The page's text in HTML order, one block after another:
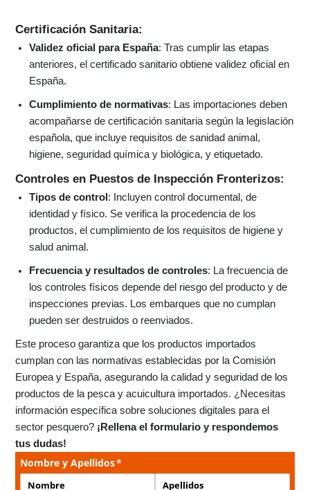
Certificación Sanitaria:
Validez oficial para España: Tras cumplir las etapas
anteriores, el certificado sanitario obtiene validez oficial en
España.
Cumplimiento de normativas: Las importaciones deben
acompañarse de certificación sanitaria según la legislación
española, que incluye requisitos de sanidad animal,
higiene, seguridad química y biológica, y etiquetado.
Controles en Puestos de Inspección Fronterizos:
Tipos de control : Incluyen control documental, de
identidad y físico. Se verifica la procedencia de los
productos, el cumplimiento de los requisitos de higiene y
salud animal.
Frecuencia y resultados de controles: La frecuencia de
los controles físicos depende del riesgo del producto y de
inspecciones previas. Los embarques que no cumplan
pueden ser destruidos o reenviados.
Este proceso garantiza que los productos importados
cumplan con las normativas establecidas por la Comisión
Europea y España, asegurando la calidad y seguridad de los
productos de la pesca y acuicultura importados. ¿Necesitas
información específica sobre soluciones digitales para el
sector pesquero?¡Rellena el formulario y respondemos
tus dudas!
Nombre y Apellidos*
(necesario)